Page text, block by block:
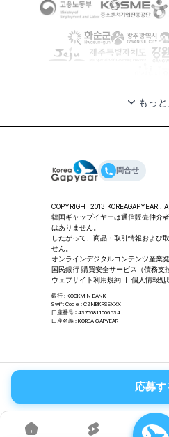
応募す
もっ
問合せ
代表者：チェ・ダヨン ㅣ （株）
所／教育・コンサルティング
住所：ソウル特別市 龍山区 漢
韓国ギャップイヤー
代表番号：02-318-2553 ㅣ
Email：help@koreagapyear.com
事業者登録番号：201-86-
通信販売業：2012-ソウル中区-
任者：チェ・ダヨン
COPYRIGHT2013 KOREAGAPYEAR .
韓国ギャップイヤーは通信販売仲介
はありません。
したがって、商品・取引情報および
せん。
オンラインデジタルコンテンツ産業
国民銀行 購買安全サービス（債務支
ウェブサイト利用規約 ㅣ 個人情報処
銀行 : KOOKMIN BANK
Swift Code : CZNBKRSEXXX
口座番号 : 43766811006534
口座名義 : KOREA GAPYEAR